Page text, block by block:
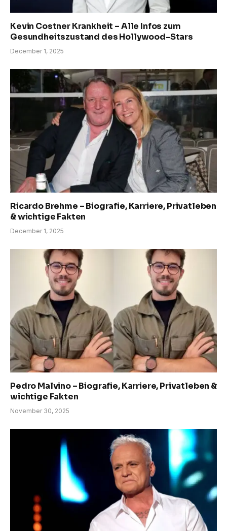
Kevin Costner Krankheit – Alle Infos zum
Gesundheitszustand des Hollywood-Stars
December 1, 2025
Ricardo Brehme – Biografie, Karriere, Privatleben
& wichtige Fakten
December 1, 2025
Pedro Malvino – Biografie, Karriere, Privatleben &
wichtige Fakten
November 30, 2025